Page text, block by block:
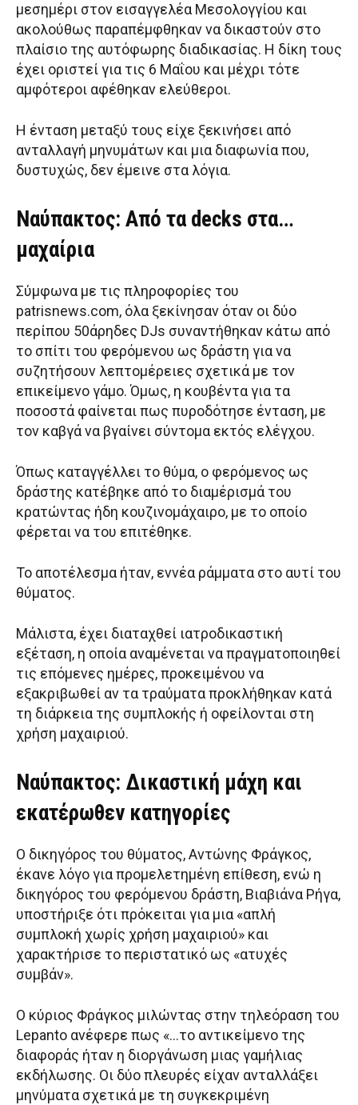
μεσημέρι στον εισαγγελέα Μεσολογγίου και
ακολούθως παραπέμφθηκαν να δικαστούν στο
πλαίσιο της αυτόφωρης διαδικασίας. Η δίκη τους
έχει οριστεί για τις 6 Μαΐου και μέχρι τότε
αμφότεροι αφέθηκαν ελεύθεροι.
Η ένταση μεταξύ τους είχε ξεκινήσει από
ανταλλαγή μηνυμάτων και μια διαφωνία που,
δυστυχώς, δεν έμεινε στα λόγια.
Ναύπακτος: Από τα decks στα…
μαχαίρια
Σύμφωνα με τις πληροφορίες του
patrisnews.com, όλα ξεκίνησαν όταν οι δύο
περίπου 50άρηδες DJs συναντήθηκαν κάτω από
το σπίτι του φερόμενου ως δράστη για να
συζητήσουν λεπτομέρειες σχετικά με τον
επικείμενο γάμο. Όμως, η κουβέντα για τα
ποσοστά φαίνεται πως πυροδότησε ένταση, με
τον καβγά να βγαίνει σύντομα εκτός ελέγχου.
Όπως καταγγέλλει το θύμα, ο φερόμενος ως
δράστης κατέβηκε από το διαμέρισμά του
κρατώντας ήδη κουζινομάχαιρο, με το οποίο
φέρεται να του επιτέθηκε.
Το αποτέλεσμα ήταν, εννέα ράμματα στο αυτί του
θύματος.
Μάλιστα, έχει διαταχθεί ιατροδικαστική
εξέταση, η οποία αναμένεται να πραγματοποιηθεί
τις επόμενες ημέρες, προκειμένου να
εξακριβωθεί αν τα τραύματα προκλήθηκαν κατά
τη διάρκεια της συμπλοκής ή οφείλονται στη
χρήση μαχαιριού.
Ναύπακτος: Δικαστική μάχη και
εκατέρωθεν κατηγορίες
Ο δικηγόρος του θύματος, Αντώνης Φράγκος,
έκανε λόγο για προμελετημένη επίθεση, ενώ η
δικηγόρος του φερόμενου δράστη, Βιαβιάνα Ρήγα,
υποστήριξε ότι πρόκειται για μια «απλή
συμπλοκή χωρίς χρήση μαχαιριού» και
χαρακτήρισε το περιστατικό ως «ατυχές
συμβάν».
O κύριος Φράγκος μιλώντας στην τηλεόραση του
Lepanto ανέφερε πως «…το αντικείμενο της
διαφοράς ήταν η διοργάνωση μιας γαμήλιας
εκδήλωσης. Οι δύο πλευρές είχαν ανταλλάξει
μηνύματα σχετικά με τη συγκεκριμένη